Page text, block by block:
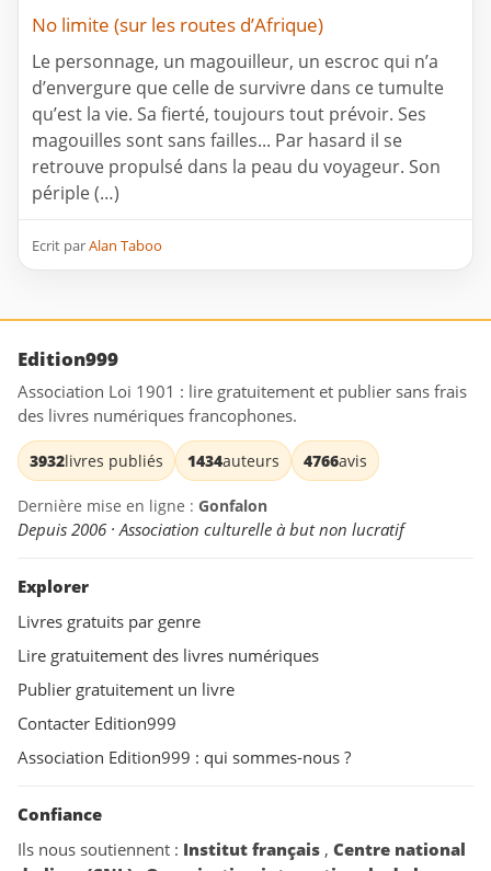
No limite (sur les routes d’Afrique)
Le personnage, un magouilleur, un escroc qui n’a
d’envergure que celle de survivre dans ce tumulte
qu’est la vie. Sa fierté, toujours tout prévoir. Ses
magouilles sont sans failles... Par hasard il se
retrouve propulsé dans la peau du voyageur. Son
périple (…)
Ecrit parAlan Taboo
Edition999
Association Loi 1901 : lire gratuitement et publier sans frais
des livres numériques francophones.
3932livres publiés 1434auteurs 4766avis
Dernière mise en ligne : Gonfalon
Depuis 2006 · Association culturelle à but non lucratif
Explorer
Livres gratuits par genre
Lire gratuitement des livres numériques
Publier gratuitement un livre
Contacter Edition999
Association Edition999 : qui sommes-nous ?
Confiance
Ils nous soutiennent : Institut français , Centre national